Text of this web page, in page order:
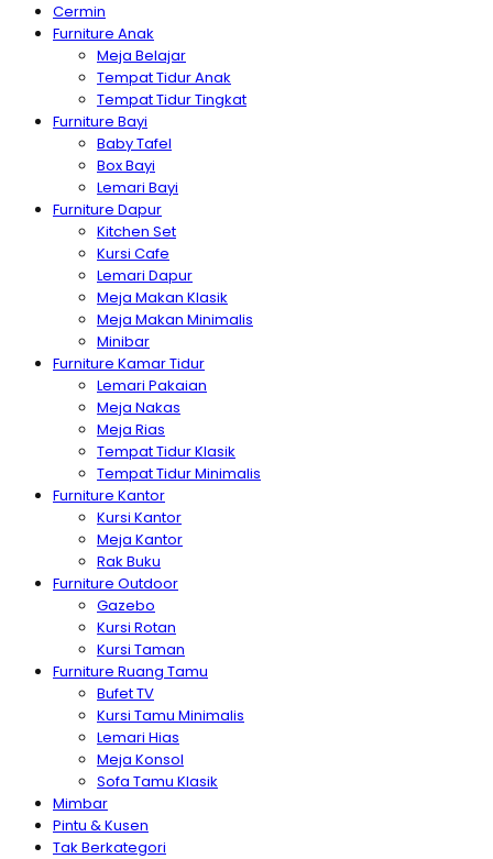
Cermin
Furniture Anak
Meja Belajar
Tempat Tidur Anak
Tempat Tidur Tingkat
Furniture Bayi
Baby Tafel
Box Bayi
Lemari Bayi
Furniture Dapur
Kitchen Set
Kursi Cafe
Lemari Dapur
Meja Makan Klasik
Meja Makan Minimalis
Minibar
Furniture Kamar Tidur
Lemari Pakaian
Meja Nakas
Meja Rias
Tempat Tidur Klasik
Tempat Tidur Minimalis
Furniture Kantor
Kursi Kantor
Meja Kantor
Rak Buku
Furniture Outdoor
Gazebo
Kursi Rotan
Kursi Taman
Furniture Ruang Tamu
Bufet TV
Kursi Tamu Minimalis
Lemari Hias
Meja Konsol
Sofa Tamu Klasik
Mimbar
Pintu & Kusen
Tak Berkategori